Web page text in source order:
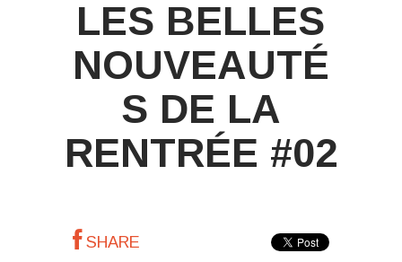
LES BELLES
NOUVEAUTÉ
S DE LA
RENTRÉE #02
SHARE